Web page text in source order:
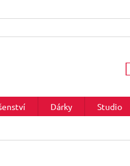
Dárky Studio